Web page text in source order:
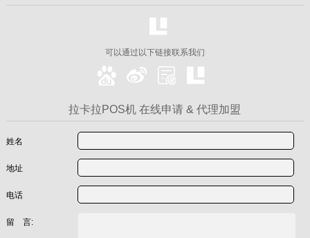
可以通过以下链接联系我们
拉卡拉POS机 在线申请 & 代理加盟
姓名
地址
电话
留 言: